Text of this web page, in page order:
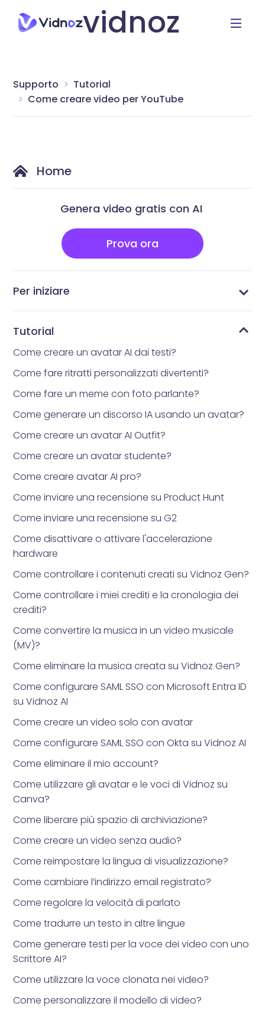
vidnoz
Supporto
Tutorial
Come creare video per YouTube
Home
Genera video gratis con AI
Prova ora
Per iniziare
Tutorial
Come creare un avatar AI dai testi?
Come fare ritratti personalizzati divertenti?
Come fare un meme con foto parlante?
Come generare un discorso IA usando un avatar?
Come creare un avatar AI Outfit?
Come creare un avatar studente?
Come creare avatar AI pro?
Come inviare una recensione su Product Hunt
Come inviare una recensione su G2
Come disattivare o attivare l'accelerazione
hardware
Come controllare i contenuti creati su Vidnoz Gen?
Come controllare i miei crediti e la cronologia dei
crediti?
Come convertire la musica in un video musicale
(MV)?
Come eliminare la musica creata su Vidnoz Gen?
Come configurare SAML SSO con Microsoft Entra ID
su Vidnoz AI
Come creare un video solo con avatar
Come configurare SAML SSO con Okta su Vidnoz AI
Come eliminare il mio account?
Come utilizzare gli avatar e le voci di Vidnoz su
Canva?
Come liberare più spazio di archiviazione?
Come creare un video senza audio?
Come reimpostare la lingua di visualizzazione?
Come cambiare l’indirizzo email registrato?
Come regolare la velocità di parlato
Come tradurre un testo in altre lingue
Come generare testi per la voce dei video con uno
Scrittore AI?
Come utilizzare la voce clonata nei video?
Come personalizzare il modello di video?